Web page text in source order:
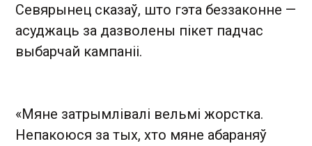
Севярынец сказаў, што гэта беззаконне —
асуджаць за дазволены пікет падчас
выбарчай кампаніі.
«Мяне затрымлівалі вельмі жорстка.
Непакоюся за тых, хто мяне абараняў